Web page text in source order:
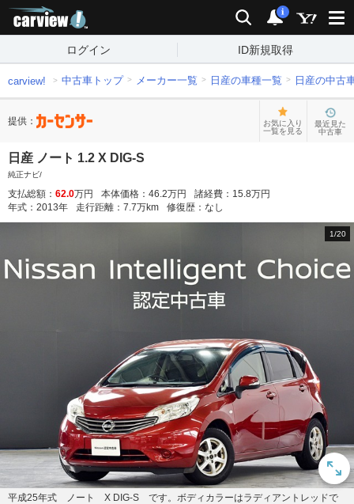
検索 通知
i
ログイン ID新規取得
carview! 中古車トップ メーカー一覧 日産の車種一覧 日産の中古
提供：
お気に入り
一覧を見る
最近見た
中古車
日産 ノート 1.2 X DIG-S
純正ナビ/
支払総額： 62.0万円 本体価格： 46.2万円 諸経費： 15.8万円
年式： 2013年 走行距離： 7.7万km 修復歴： なし
1/20
平成25年式 ノート X DIG-S です。ボディカラーはラディアントレッドで